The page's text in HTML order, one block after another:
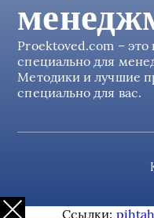
Proektoved.com – это
специально для
Методики и лучшие
специально для вас.
Ссылки: